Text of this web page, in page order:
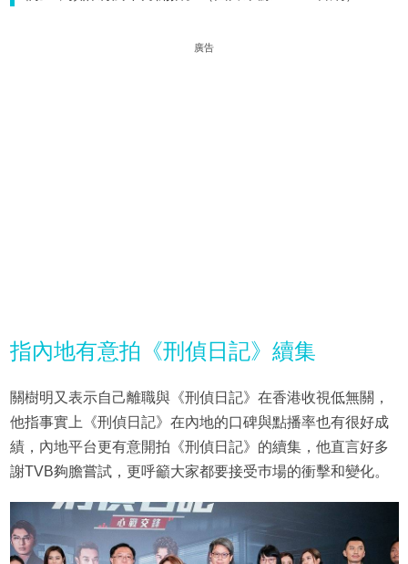
廣告
指內地有意拍《刑偵日記》續集
關樹明又表示自己離職與《刑偵日記》在香港收視低無關，
他指事實上《刑偵日記》在內地的口碑與點播率也有很好成
績，內地平台更有意開拍《刑偵日記》的續集，他直言好多
謝TVB夠膽嘗試，更呼籲大家都要接受巿場的衝擊和變化。